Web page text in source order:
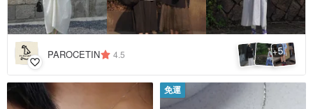
PAROCETIN 4.5 +5
免運